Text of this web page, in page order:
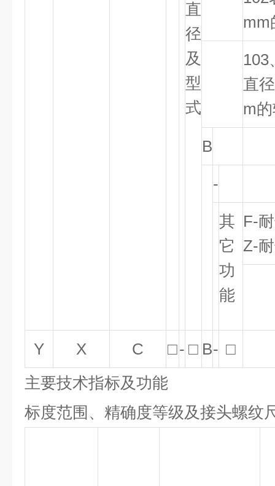
直
径
及
型
式
mm
103
直
m
B
-
其
它
功
能
F-
Z-
Y X C □- □ B- □
主要技术指标及功能
标度范围、精确度等级及接头螺纹